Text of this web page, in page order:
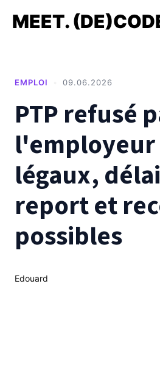
MEET.
EMPLOI 09.06.2026
PTP refusé
légaux,
report et
possibles
Edouard